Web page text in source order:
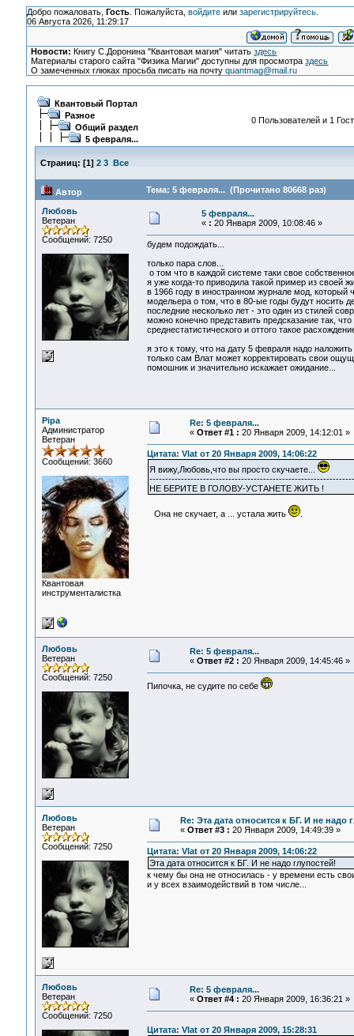
Добро пожаловать, Гость. Пожалуйста, войдитеили зарегистрируйтесь.
06 Августа 2026, 11:29:17
Новости: Книгу С.Доронина "Квантовая магия" читатьздесь
Материалы старого сайта "Физика Магии" доступны для просмотраздесь
О замеченных глюках просьба писать на почтуquantmag@mail.ru
Квантовый Портал
Разное
Общий раздел
5 февраля...
0 Пользователей и 1
Страниц: [1] 2 3 Все
Автор Тема: 5 февраля... (Прочитано 80668 раз)
Любовь
Ветеран
Сообщений: 7250
5 февраля...
« : 20 Января 2009, 10:08:46 »
будем подождать...
только пара слов...
о том что в каждой системе таки свое
я уже когда-то приводила такой пример из своей
в 1966 году в иностранном журнале мод, который
модельера о том, что в 80-ые годы будут носить
последние несколько лет - это один из стилей
можно конечно представить предсказание так,
среднестатистического и оттого такое
я это к тому, что на дату 5 февраля надо
только сам Влат может корректировать свои
помошник и значительно искажает ожидание...
Pipa
Администратор
Ветеран
Сообщений: 3660
Квантовая
инструменталистка
Re: 5 февраля...
« Ответ #1 : 20 Января 2009, 14:12:01 »
Цитата: Vlat от 20 Января 2009, 14:06:22
Я вижу,Любовь,что вы просто скучаете...
НЕ БЕРИТЕ В ГОЛОВУ-УСТАНЕТЕ ЖИТЬ !
Она не скучает, а ... устала жить .
Любовь
Ветеран
Сообщений: 7250
Re: 5 февраля...
« Ответ #2 : 20 Января 2009, 14:45:46 »
Пипочка, не судите по себе
Любовь
Ветеран
Сообщений: 7250
Re: Эта дата относится к БГ. И не надо
« Ответ #3 : 20 Января 2009, 14:49:39 »
Цитата: Vlat от 20 Января 2009, 14:06:22
Эта дата относится к БГ. И не надо глупостей!
к чему бы она не относилась - у времени есть
и у всех взаимодействий в том числе...
Любовь
Ветеран
Сообщений: 7250
Re: 5 февраля...
« Ответ #4 : 20 Января 2009, 16:36:21 »
Цитата: Vlat от 20 Января 2009, 15:28:31